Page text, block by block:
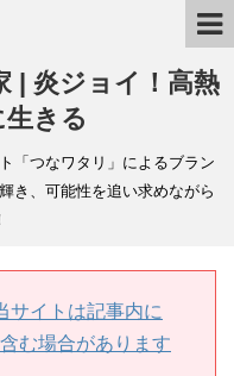
| 炎ジョイ！高熱
きる
「つなワタリ」によるブラン
き、可能性を追い求めながら
サイトは記事内に
む場合があります